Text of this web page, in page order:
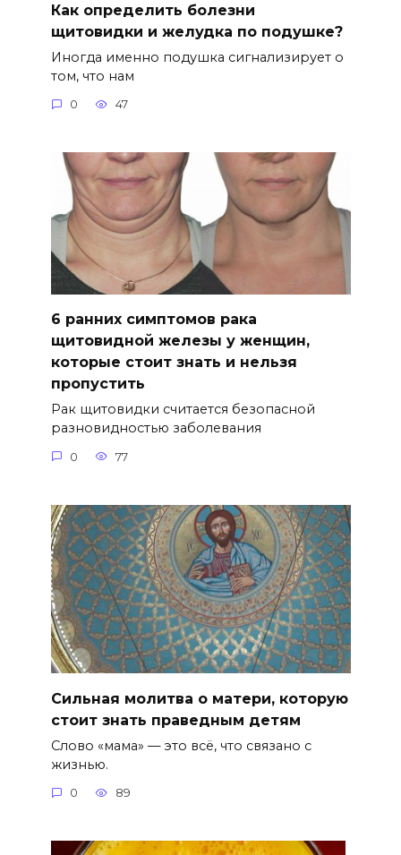
Как определить болезни
щитовидки и желудка по подушке?
Иногда именно подушка сигнализирует о
том, что нам
0 47
6 ранних симптомов рака
щитовидной железы у женщин,
которые стоит знать и нельзя
пропустить
Рак щитовидки считается безопасной
разновидностью заболевания
0 77
Сильная молитва о матери, которую
стоит знать праведным детям
Слово «мама» — это всё, что связано с
жизнью.
0 89